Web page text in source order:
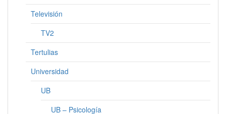
Televisión
TV2
Tertulias
Universidad
UB
UB – Psicología